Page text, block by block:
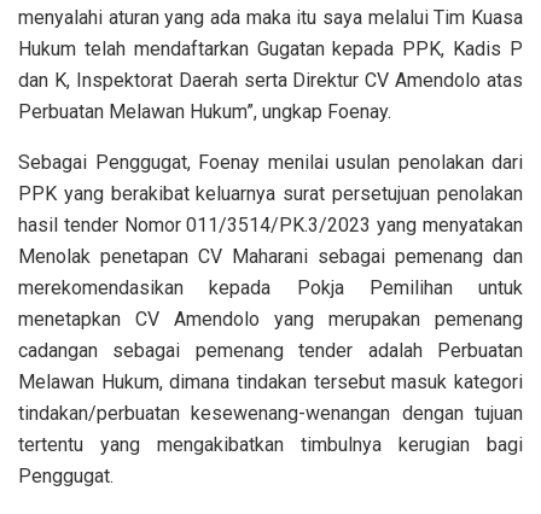
menyalahi aturan yang ada maka itu saya melalui Tim Kuasa
Hukum telah mendaftarkan Gugatan kepada PPK, Kadis P
dan K, Inspektorat Daerah serta Direktur CV Amendolo atas
Perbuatan Melawan Hukum”, ungkap Foenay.
Sebagai Penggugat, Foenay menilai usulan penolakan dari
PPK yang berakibat keluarnya surat persetujuan penolakan
hasil tender Nomor 011/3514/PK.3/2023 yang menyatakan
Menolak penetapan CV Maharani sebagai pemenang dan
merekomendasikan kepada Pokja Pemilihan untuk
menetapkan CV Amendolo yang merupakan pemenang
cadangan sebagai pemenang tender adalah Perbuatan
Melawan Hukum, dimana tindakan tersebut masuk kategori
tindakan/perbuatan kesewenang-wenangan dengan tujuan
tertentu yang mengakibatkan timbulnya kerugian bagi
Penggugat.